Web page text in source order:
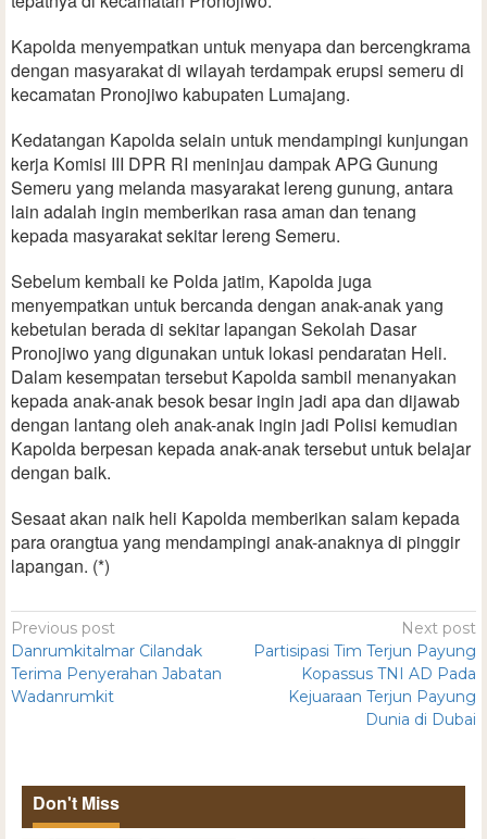
Kapolda menyempatkan untuk menyapa dan bercengkrama
dengan masyarakat di wilayah terdampak erupsi semeru di
kecamatan Pronojiwo kabupaten Lumajang.
Kedatangan Kapolda selain untuk mendampingi kunjungan
kerja Komisi III DPR RI meninjau dampak APG Gunung
Semeru yang melanda masyarakat lereng gunung, antara
lain adalah ingin memberikan rasa aman dan tenang
kepada masyarakat sekitar lereng Semeru.
Sebelum kembali ke Polda jatim, Kapolda juga
menyempatkan untuk bercanda dengan anak-anak yang
kebetulan berada di sekitar lapangan Sekolah Dasar
Pronojiwo yang digunakan untuk lokasi pendaratan Heli.
Dalam kesempatan tersebut Kapolda sambil menanyakan
kepada anak-anak besok besar ingin jadi apa dan dijawab
dengan lantang oleh anak-anak ingin jadi Polisi kemudian
Kapolda berpesan kepada anak-anak tersebut untuk belajar
dengan baik.
Sesaat akan naik heli Kapolda memberikan salam kepada
para orangtua yang mendampingi anak-anaknya di pinggir
lapangan. (*)
Previous post
Danrumkitalmar Cilandak
Terima Penyerahan Jabatan
Wadanrumkit
Next post
Partisipasi Tim Terjun Payung
Kopassus TNI AD Pada
Kejuaraan Terjun Payung
Dunia di Dubai
Don't Miss